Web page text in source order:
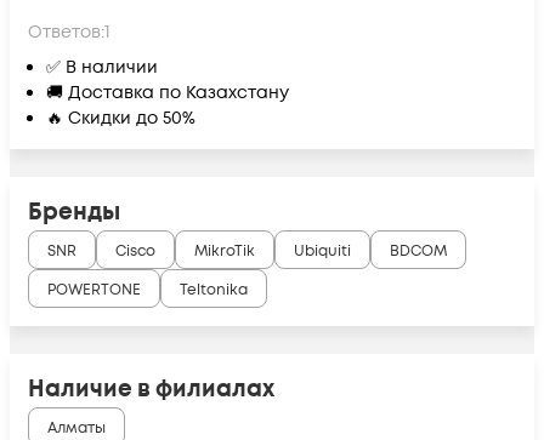
Ответов:1
✅ В наличии
🚚 Доставка по Казахстану
🔥 Скидки до 50%
Бренды
SNR Cisco MikroTik Ubiquiti
BDCOM
POWERTONE
Teltonika
Наличие в филиалах
Алматы